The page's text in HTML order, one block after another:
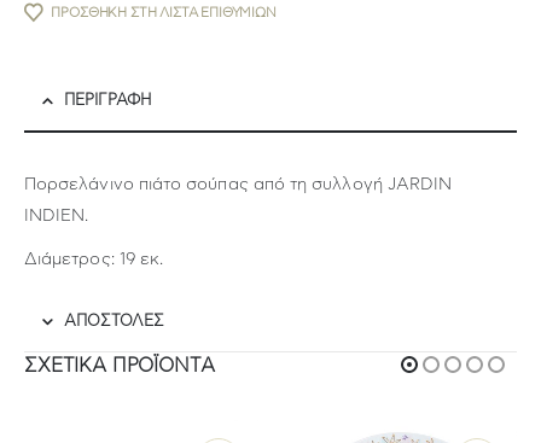
ΠΡΟΣΘΉΚΗ ΣΤΗ ΛΊΣΤΑ ΕΠΙΘΥΜΙΏΝ
ΠΕΡΙΓΡΑΦΉ
Πορσελάνινο πιάτο σούπας από τη συλλογή JARDIN
INDIEN.
Διάμετρος: 19 εκ.
ΑΠΟΣΤΟΛΕΣ
ΣΧΕΤΙΚΆ ΠΡΟΪΌΝΤΑ